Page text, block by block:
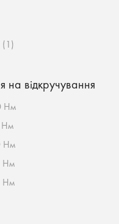
(1)
на відкручування
Нм
Нм
Нм
Нм
Нм